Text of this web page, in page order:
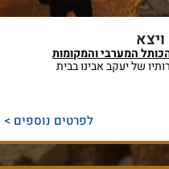
המערבי והמקומות
של יעקב אבינו בבית
לפרטים נוספים >